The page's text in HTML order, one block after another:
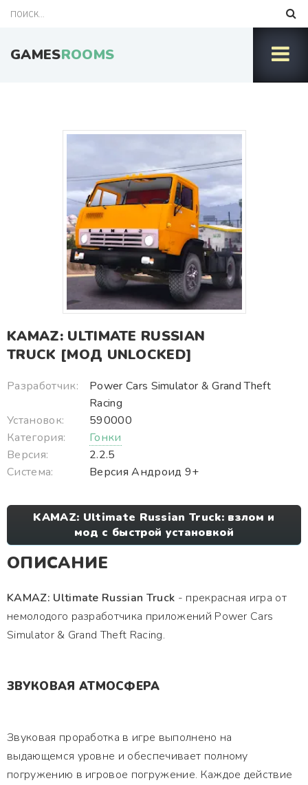
GAMESROOMS
KAMAZ: ULTIMATE RUSSIAN
TRUCK [МОД UNLOCKED]
Разработчик:
Power Cars Simulator & Grand Theft
Racing
Установок:
590000
Категория:
Гонки
Версия:
2.2.5
Система:
Версия Андроид 9+
KAMAZ: Ultimate Russian Truck: взлом и
мод с быстрой установкой
ОПИСАНИЕ
KAMAZ: Ultimate Russian Truck - прекрасная игра от
немолодого разработчика приложений Power Cars
Simulator & Grand Theft Racing.
ЗВУКОВАЯ АТМОСФЕРА
Звуковая проработка в игре выполнено на
выдающемся уровне и обеспечивает полному
погружению в игровое погружение. Каждое действие